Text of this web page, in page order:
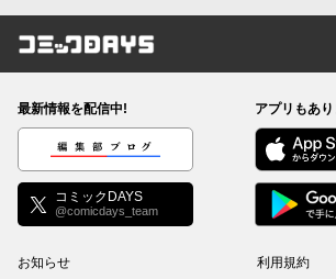
コミックDAYS
最新情報を配信中!
編集部ブログ
コミックDAYS
@comicdays_team
アプリもあ
お知らせ 利用規約